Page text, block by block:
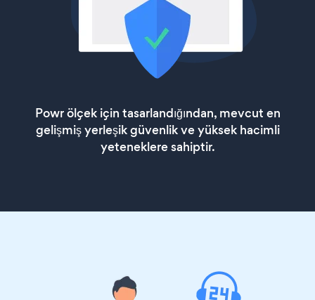
Powr ölçek için tasarlandığından, mevcut en
gelişmiş yerleşik güvenlik ve yüksek hacimli
yeteneklere sahiptir.